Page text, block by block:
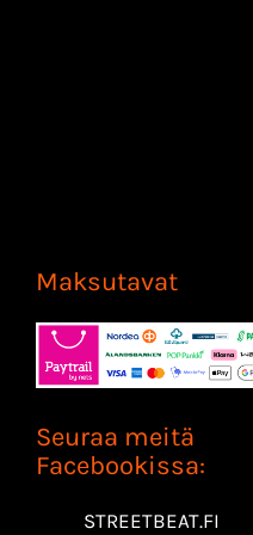
Maksutavat
Seuraa meitä
Facebookissa:
STREETBEAT.FI